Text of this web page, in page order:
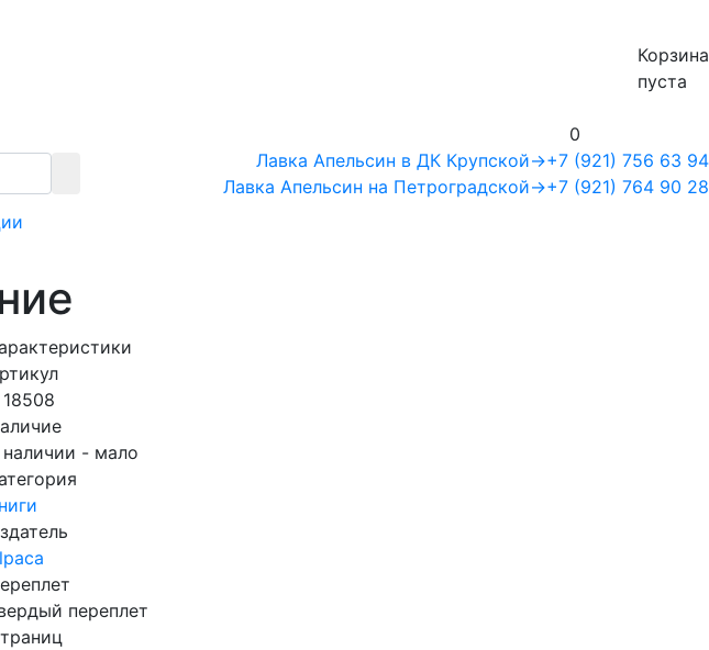
Корзина
пуста
0
+7 (921) 756 63 94
+7 (921) 764 90 28
Лавка Апельсин в ДК Крупской→
Лавка Апельсин на Петроградской→
наличии - мало
переплет